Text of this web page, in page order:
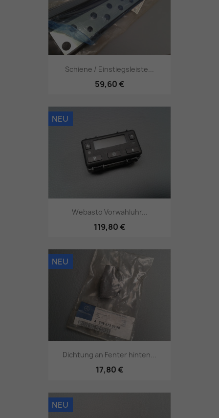
Schiene / Einstiegsleiste...
59,60 €
Webasto Vorwahluhr...
119,80 €
NEU
Dichtung an Fenter hinten...
17,80 €
NEU
NEU